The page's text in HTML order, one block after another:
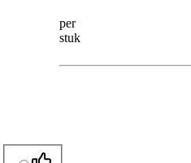
per
stuk